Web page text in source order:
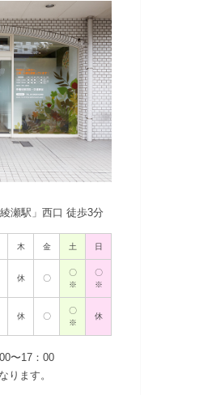
瀬駅」西口 徒歩3分
木 金 土 日
休 〇
〇
※
〇
※
休 〇
〇
※
休
〜17：00
ります。